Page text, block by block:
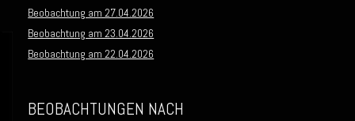
Beobachtung am 27.04.2026
Beobachtung am 23.04.2026
Beobachtung am 22.04.2026
BEOBACHTUNGEN NACH